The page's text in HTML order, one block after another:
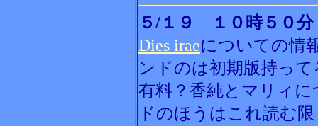
５/１９ １０時５０分
Dies iraeについての情
ンドのは初期版持っ
有料？香純とマリィ
ドのほうはこれ読む